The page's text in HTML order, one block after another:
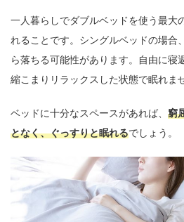
一人暮らしでダブルベッドを使う最大
れることです。シングルベッドの場合
ら落ちる可能性があります。自由に寝
縮こまりリラックスした状態で眠れま
ベッドに十分なスペースがあれば、 窮
となく、ぐっすりと眠れるでしょう。